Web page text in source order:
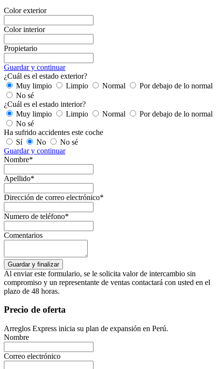
Color exterior
Color interior
Propietario
Guardar y continuar
¿Cuál es el estado exterior?
Muy limpio
Limpio Normal
Por debajo de lo normal
No sé
¿Cuál es el estado interior?
Muy limpio
Limpio Normal
Por debajo de lo normal
No sé
Ha sufrido accidentes este coche
Sí
No
No sé
Guardar y continuar
Nombre*
Apellido*
Dirección de correo electrónico*
Numero de teléfono*
Comentarios
Al enviar este formulario, se le solicita valor de intercambio sin
compromiso y un representante de ventas contactará con usted en el
plazo de 48 horas.
Precio de oferta
Arreglos Express inicia su plan de expansión en Perú.
Nombre
Correo electrónico